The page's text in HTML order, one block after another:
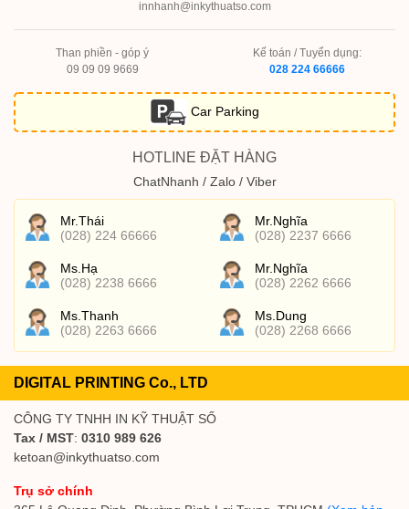
innhanh@inkythuatso.com
Than phiền - góp ý
09 09 09 9669
Kế toán / Tuyển dụng:
028 224 66666
Car Parking
HOTLINE ĐẶT HÀNG
ChatNhanh / Zalo / Viber
Mr.Thái
(028) 224 66666
Mr.Nghĩa
(028) 2237 6666
Ms.Hạ
(028) 2238 6666
Mr.Nghĩa
(028) 2262 6666
Ms.Thanh
(028) 2263 6666
Ms.Dung
(028) 2268 6666
DIGITAL PRINTING Co., LTD
CÔNG TY TNHH IN KỸ THUẬT SỐ
Tax / MST: 0310 989 626
ketoan@inkythuatso.com
Trụ sở chính